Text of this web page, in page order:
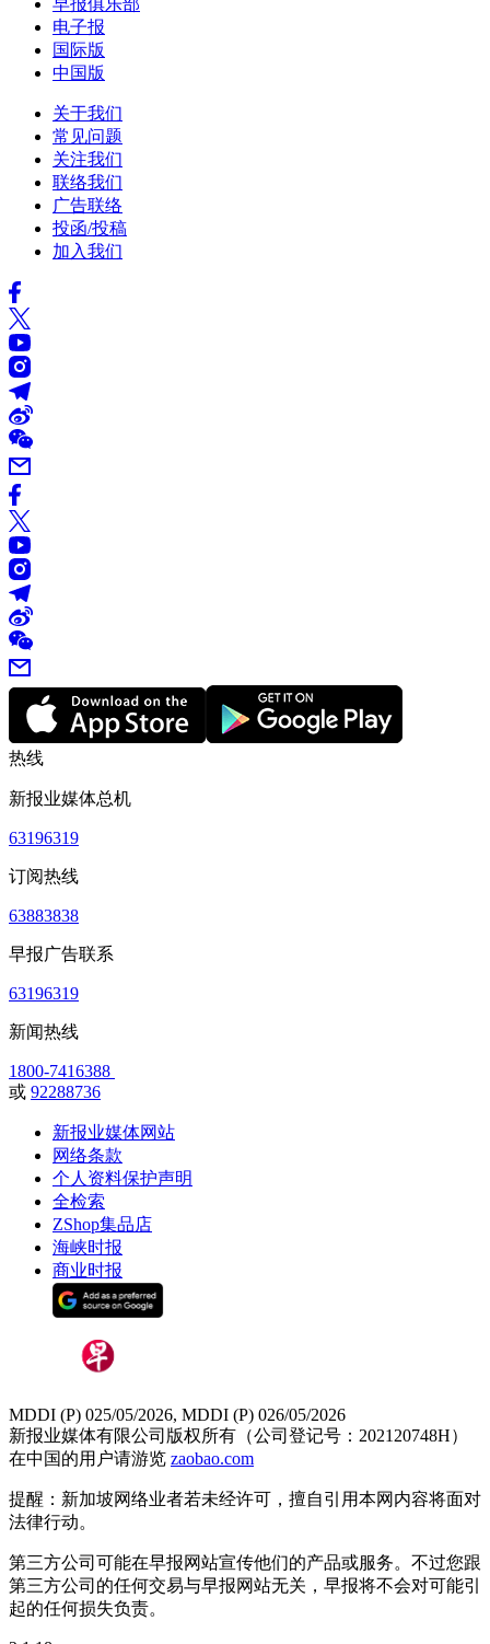
早报俱乐部
电子报
国际版
中国版
关于我们
常见问题
关注我们
联络我们
广告联络
投函/投稿
加入我们
热线
新报业媒体总机
63196319
订阅热线
63883838
早报广告联系
63196319
新闻热线
1800-7416388
或 92288736
新报业媒体网站
网络条款
个人资料保护声明
全检索
ZShop集品店
海峡时报
商业时报
MDDI (P) 025/05/2026, MDDI (P) 026/05/2026
新报业媒体有限公司版权所有（公司登记号：202120748H）
在中国的用户请游览 zaobao.com
提醒：新加坡网络业者若未经许可，擅自引用本网内容将面对
法律行动。
第三方公司可能在早报网站宣传他们的产品或服务。不过您跟
第三方公司的任何交易与早报网站无关，早报将不会对可能引
起的任何损失负责。